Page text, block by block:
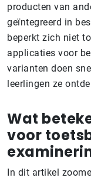
producten van
geïntegreerd in
beperkt zich niet
applicaties voor
varianten doen
leerlingen ze
Wat
voor
In dit artikel